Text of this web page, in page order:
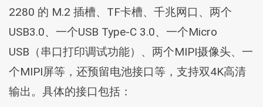
2280 的 M.2 插槽、TF卡槽、千兆网口、两个
USB3.0、一个USB Type-C 3.0、一个Micro
USB（串口打印调试功能）、两个MIPI摄像头、一
个MIPI屏等，还预留电池接口等，支持双4K高清
输出。具体的接口包括：